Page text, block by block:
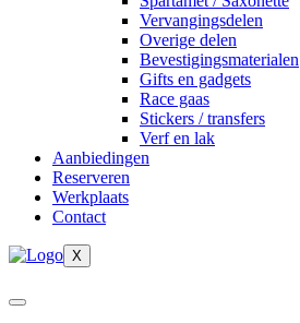
Vervangingsdelen
Overige delen
Bevestigingsmaterialen
Gifts en gadgets
Race gaas
Stickers / transfers
Verf en lak
Aanbiedingen
Reserveren
Werkplaats
Contact
X